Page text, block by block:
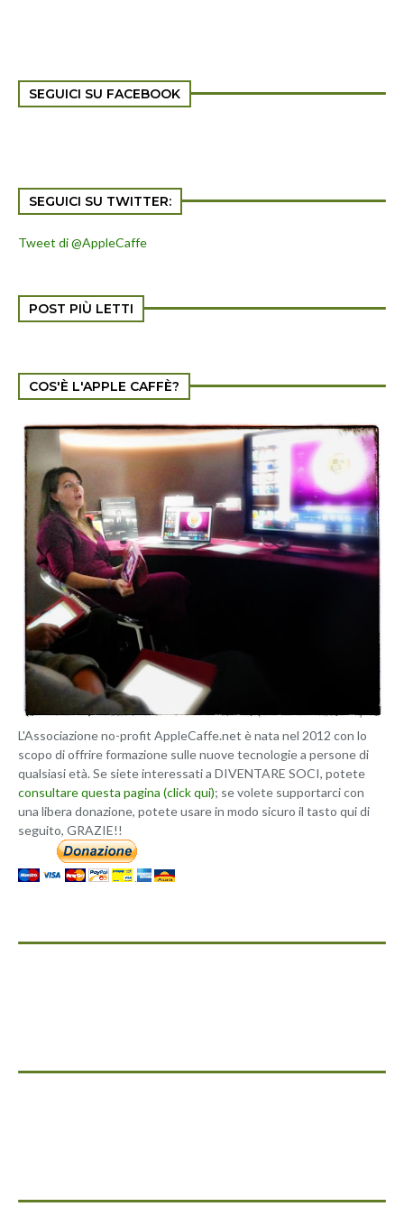
SEGUICI SU FACEBOOK
SEGUICI SU TWITTER:
Tweet di @AppleCaffe
POST PIÙ LETTI
COS'È L'APPLE CAFFÈ?
L'Associazione no-profit AppleCaffe.net è nata nel 2012 con lo
scopo di offrire formazione sulle nuove tecnologie a persone di
qualsiasi età. Se siete interessati a DIVENTARE SOCI, potete
consultare questa pagina (click qui); se volete supportarci con
una libera donazione, potete usare in modo sicuro il tasto qui di
seguito, GRAZIE!!